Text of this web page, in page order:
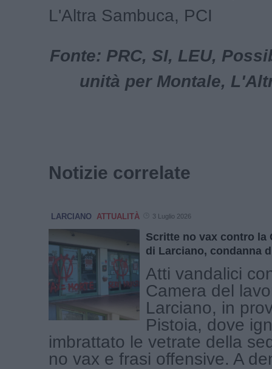
L'Altra Sambuca, PCI
Fonte: PRC, SI, LEU,
unità per Montale,
Notizie correlate
LARCIANO ATTUALITÀ 3 Luglio 2026
Scritte no vax contro la
di Larciano, condanna
Atti vandalici
Camera del
Larciano, in
Pistoia, dove
imbrattato le vetrate della
no vax e frasi offensive. A